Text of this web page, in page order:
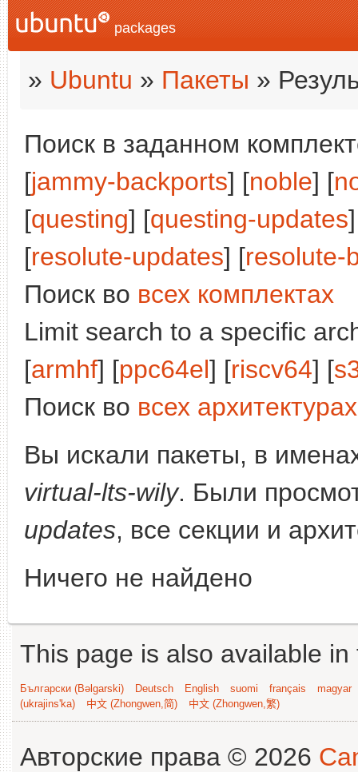
packages
» Ubuntu » Пакеты »
Поиск в заданном
[jammy-backports] [noble] [
[questing] [questing-updates
[resolute-updates] [resolute-
Поиск во всех комплектах
Limit search to a specific
[armhf] [ppc64el] [riscv64] [
Поиск во всех архитектурах
Вы искали пакеты, в
virtual-lts-wily. Были
updates, все секции и
Ничего не найдено
This page is also available
Български (Bəlgarski) Deutsch English suomi français
magyar
(ukrajins'ka)
中文 (Zhongwen,简) 中文 (Zhongwen,繁)
Авторские права © 2026